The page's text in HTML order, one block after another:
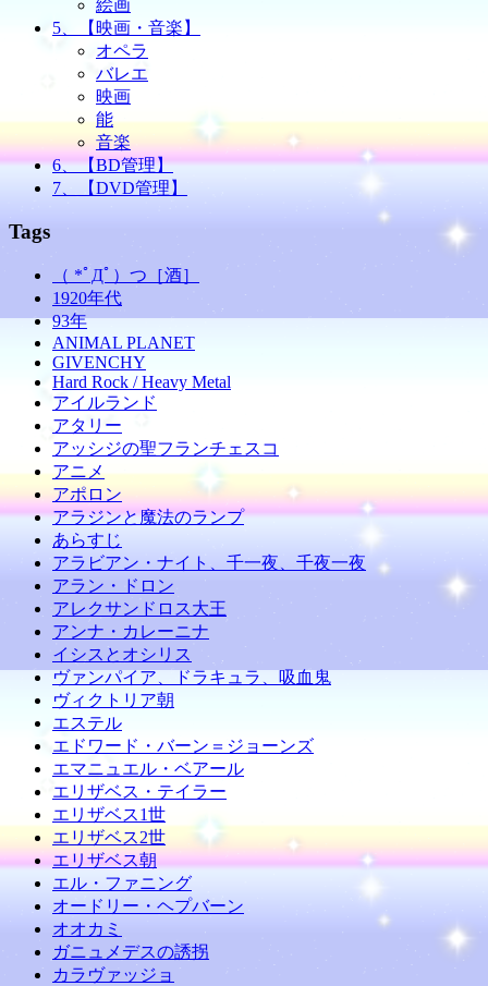
絵画
5、【映画・音楽】
オペラ
バレエ
映画
能
音楽
6、【BD管理】
7、【DVD管理】
Tags
（ *ﾟДﾟ）つ［酒］
1920年代
93年
ANIMAL PLANET
GIVENCHY
Hard Rock / Heavy Metal
アイルランド
アタリー
アッシジの聖フランチェスコ
アニメ
アポロン
アラジンと魔法のランプ
あらすじ
アラビアン・ナイト、千一夜、千夜一夜
アラン・ドロン
アレクサンドロス大王
アンナ・カレーニナ
イシスとオシリス
ヴァンパイア、ドラキュラ、吸血鬼
ヴィクトリア朝
エステル
エドワード・バーン＝ジョーンズ
エマニュエル・ベアール
エリザベス・テイラー
エリザベス1世
エリザベス2世
エリザベス朝
エル・ファニング
オードリー・ヘプバーン
オオカミ
ガニュメデスの誘拐
カラヴァッジョ